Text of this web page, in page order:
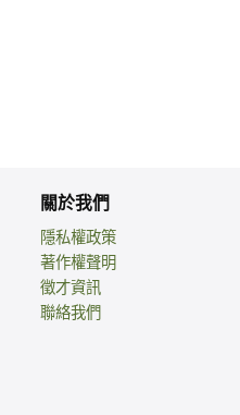
關於我們
隱私權政策
著作權聲明
徵才資訊
聯絡我們